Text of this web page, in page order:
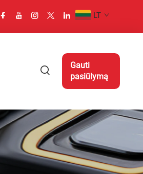
LT
Gauti
pasiūlymą